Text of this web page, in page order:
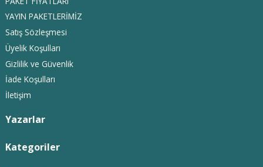
YAYIN PAKETLERİMİZ
Satış Sözleşmesi
Üyelik Koşulları
Gizlilik ve Güvenlik
İade Koşulları
İletişim
Yazarlar
Kategoriler